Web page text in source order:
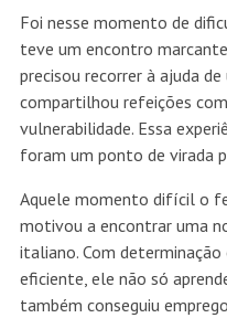
Foi nesse momento de
teve um encontro
precisou recorrer à ajuda
compartilhou refeições
vulnerabilidade. Essa
foram um ponto de virada
Aquele momento difícil o
motivou a encontrar uma
italiano. Com
eficiente, ele não só
também conseguiu